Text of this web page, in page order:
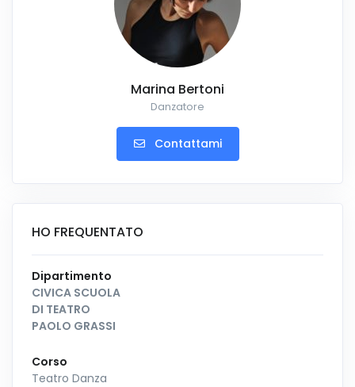
Marina Bertoni
Danzatore
Contattami
HO FREQUENTATO
Dipartimento
CIVICA SCUOLA
DI TEATRO
PAOLO GRASSI
Corso
Teatro Danza